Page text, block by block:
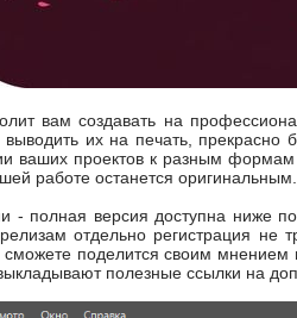
вам создавать на
их на печать, прекрасно
ваших проектов к разным
работе останется оригинальным.
- полная версия доступна ниже
отдельно регистрация не
поделится своим
полезные ссылки на